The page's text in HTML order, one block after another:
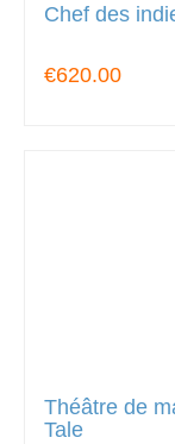
Chef des
€620.00
Théâtre de
Tale